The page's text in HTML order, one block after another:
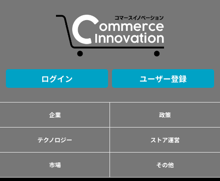
ログイン ユーザー登録
企業 政策
テクノロジー ストア運営
市場 その他